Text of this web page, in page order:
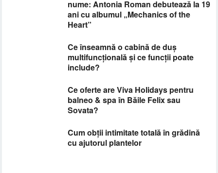
nume: Antonia Roman debutează la 19
ani cu albumul „Mechanics of the
Heart”
Ce înseamnă o cabină de duș
multifuncțională și ce funcții poate
include?
Ce oferte are Viva Holidays pentru
balneo & spa în Băile Felix sau
Sovata?
Cum obții intimitate totală în grădină
cu ajutorul plantelor